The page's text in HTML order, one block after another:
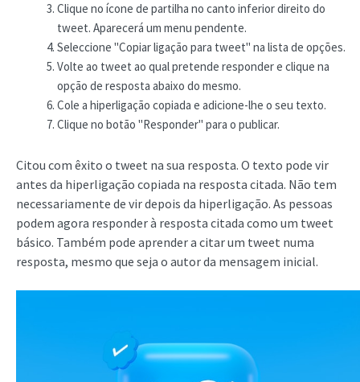
Clique no ícone de partilha no canto inferior direito do
tweet. Aparecerá um menu pendente.
Seleccione "Copiar ligação para tweet" na lista de opções.
Volte ao tweet ao qual pretende responder e clique na
opção de resposta abaixo do mesmo.
Cole a hiperligação copiada e adicione-lhe o seu texto.
Clique no botão "Responder" para o publicar.
Citou com êxito o tweet na sua resposta. O texto pode vir
antes da hiperligação copiada na resposta citada. Não tem
necessariamente de vir depois da hiperligação. As pessoas
podem agora responder à resposta citada como um tweet
básico. Também pode aprender a citar um tweet numa
resposta, mesmo que seja o autor da mensagem inicial.